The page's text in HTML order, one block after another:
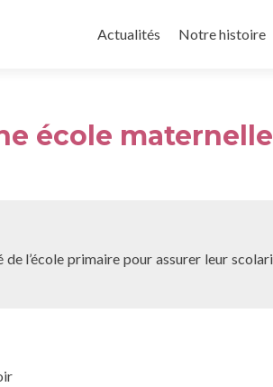
au
Actualités Notre histoire
école
l’école primaire pour assurer leur